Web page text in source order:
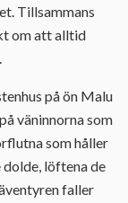
Tillsammans
om att alltid
på ön Malu
väninnorna som
som håller
löftena de
faller